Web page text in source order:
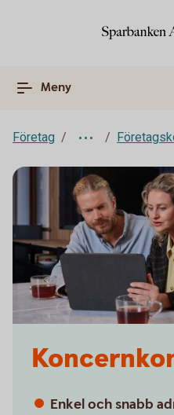
Meny
Företag
Enkel och snabb